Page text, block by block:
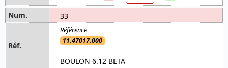
33
11.47017.000
BOULON 6.12 BETA